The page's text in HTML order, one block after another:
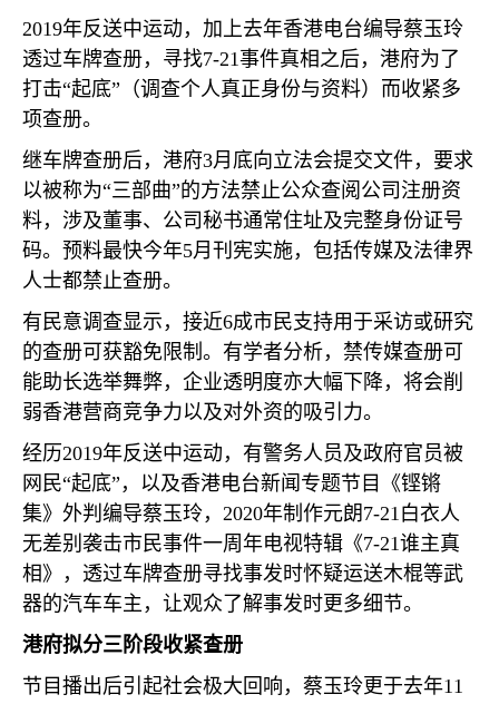
2019年反送中运动，加上去年香港电台编导蔡玉玲
透过车牌查册，寻找7-21事件真相之后，港府为了
打击“起底”（调查个人真正身份与资料）而收紧多
项查册。
继车牌查册后，港府3月底向立法会提交文件，要求
以被称为“三部曲”的方法禁止公众查阅公司注册资
料，涉及董事、公司秘书通常住址及完整身份证号
码。预料最快今年5月刊宪实施，包括传媒及法律界
人士都禁止查册。
有民意调查显示，接近6成市民支持用于采访或研究
的查册可获豁免限制。有学者分析，禁传媒查册可
能助长选举舞弊，企业透明度亦大幅下降，将会削
弱香港营商竞争力以及对外资的吸引力。
经历2019年反送中运动，有警务人员及政府官员被
网民“起底”，以及香港电台新闻专题节目《铿锵
集》外判编导蔡玉玲， 2020年制作元朗7-21白衣人
无差别袭击市民事件一周年电视特辑《7-21谁主真
相》，透过车牌查册寻找事发时怀疑运送木棍等武
器的汽车车主，让观众了解事发时更多细节。
港府拟分三阶段收紧查册
节目播出后引起社会极大回响，蔡玉玲更于去年11